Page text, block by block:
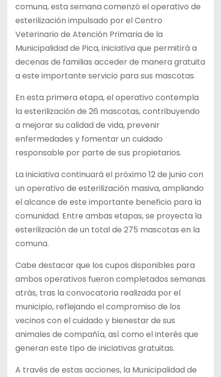
comuna, esta semana comenzó el operativo de
esterilización impulsado por el Centro
Veterinario de Atención Primaria de la
Municipalidad de Pica, iniciativa que permitirá a
decenas de familias acceder de manera gratuita
a este importante servicio para sus mascotas.
En esta primera etapa, el operativo contempla
la esterilización de 26 mascotas, contribuyendo
a mejorar su calidad de vida, prevenir
enfermedades y fomentar un cuidado
responsable por parte de sus propietarios.
La iniciativa continuará el próximo 12 de junio con
un operativo de esterilización masiva, ampliando
el alcance de este importante beneficio para la
comunidad. Entre ambas etapas, se proyecta la
esterilización de un total de 275 mascotas en la
comuna.
Cabe destacar que los cupos disponibles para
ambos operativos fueron completados semanas
atrás, tras la convocatoria realizada por el
municipio, reflejando el compromiso de los
vecinos con el cuidado y bienestar de sus
animales de compañía, así como el interés que
generan este tipo de iniciativas gratuitas.
A través de estas acciones, la Municipalidad de